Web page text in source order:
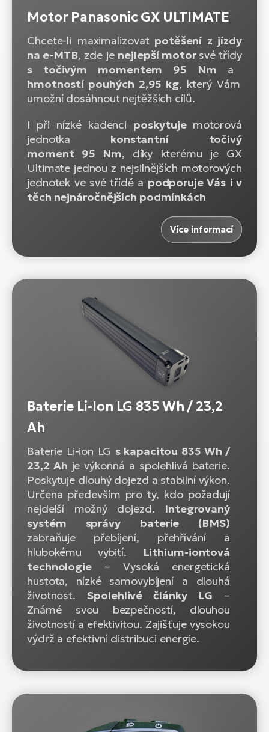
Motor Panasonic GX ULTIMATE
Chcete-li maximalizovatpotěšení z jízdy
na e-MTB, zde je nejlepší motorsvé třídy
s točivým momentem 95 Nm a
hmotností pouhých 2,95 kg, který Vám
umožní dosáhnout nejtěžších cílů.
I při nízké kadenci poskytuje motorová
jednotka konstantní točivý
moment 95 Nm, díky kterému je GX
Ultimate jednou z nejsilnějších motorových
jednotek ve své třídě a podporuje Vás i v
těch nejnáročnějších podmínkách
Více informací
Baterie Li-Ion LG 835 Wh / 23,2
Ah
Baterie Li-ion LG s kapacitou 835 Wh /
23,2 Ah je výkonná a spolehlivá baterie.
Poskytuje dlouhý dojezd a stabilní výkon.
Určena především pro ty, kdo požadují
nejdelší možný dojezd. Integrovaný
systém správy baterie (BMS)
zabraňuje přebíjení, přehřívání a
hlubokému vybití.
Lithium-iontová
technologie– Vysoká energetická
hustota, nízké samovybíjení a dlouhá
životnost. Spolehlivé články LG –
Známé svou bezpečností, dlouhou
životností a efektivitou. Zajišťuje vysokou
výdrž a efektivní distribuci energie.